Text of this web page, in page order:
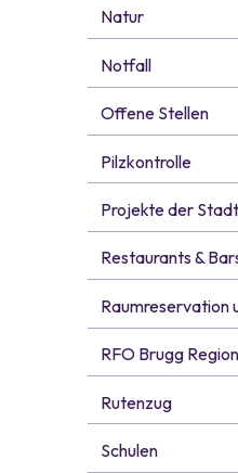
Natur
Notfall
Offene Stellen
Pilzkontrolle
Projekte der Stadt
Restaurants &
Raumreservation
RFO Brugg Region
Rutenzug
Schulen